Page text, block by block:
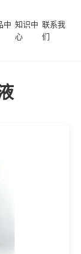
中 知识中
心
联系我
们